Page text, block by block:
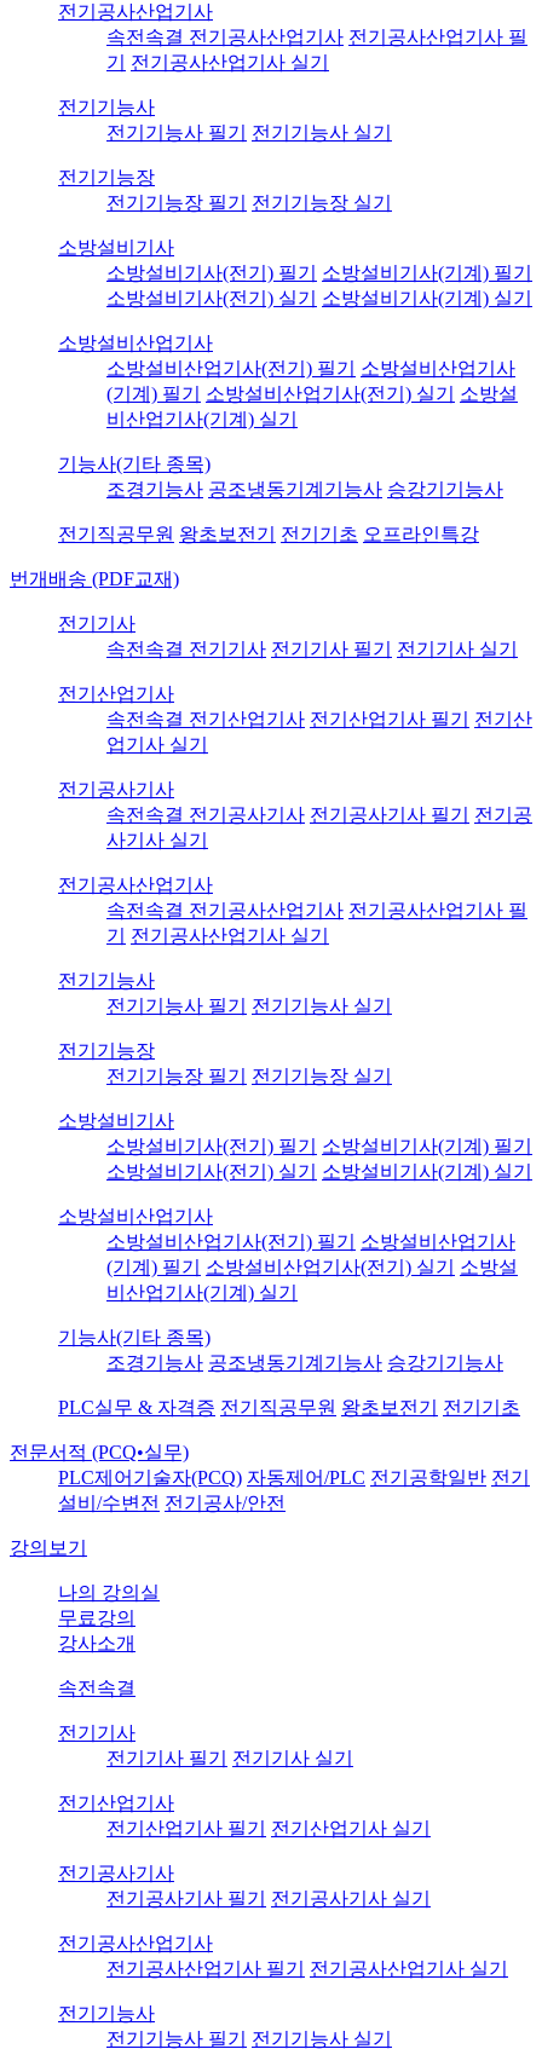
전기공사산업기사
속전속결 전기공사산업기사 전기공사산업기사 필
기
전기공사산업기사 실기
전기기능사
전기기능사 필기
전기기능사 실기
전기기능장
전기기능장 필기
전기기능장 실기
소방설비기사
소방설비기사(전기) 필기
소방설비기사(기계) 필기
소방설비기사(전기) 실기
소방설비기사(기계) 실기
소방설비산업기사
소방설비산업기사(전기) 필기
소방설비산업기사
(기계) 필기
소방설비산업기사(전기) 실기
소방설
비산업기사(기계) 실기
기능사(기타 종목)
조경기능사 공조냉동기계기능사 승강기기능사
전기직공무원 왕초보전기 전기기초 오프라인특강
번개배송 (PDF교재)
전기기사
속전속결 전기기사 전기기사 필기 전기기사 실기
전기산업기사
속전속결 전기산업기사 전기산업기사 필기
전기산
업기사 실기
전기공사기사
속전속결 전기공사기사 전기공사기사 필기
전기공
사기사 실기
전기공사산업기사
속전속결 전기공사산업기사 전기공사산업기사 필
기
전기공사산업기사 실기
전기기능사
전기기능사 필기
전기기능사 실기
전기기능장
전기기능장 필기
전기기능장 실기
소방설비기사
소방설비기사(전기) 필기
소방설비기사(기계) 필기
소방설비기사(전기) 실기
소방설비기사(기계) 실기
소방설비산업기사
소방설비산업기사(전기) 필기
소방설비산업기사
(기계) 필기
소방설비산업기사(전기) 실기
소방설
비산업기사(기계) 실기
기능사(기타 종목)
조경기능사 공조냉동기계기능사 승강기기능사
PLC실무 & 자격증 전기직공무원 왕초보전기 전기기초
전문서적 (PCQ•실무)
PLC제어기술자(PCQ) 자동제어/PLC 전기공학일반 전기
설비/수변전 전기공사/안전
강의보기
나의 강의실
무료강의
강사소개
속전속결
전기기사
전기기사 필기
전기기사 실기
전기산업기사
전기산업기사 필기
전기산업기사 실기
전기공사기사
전기공사기사 필기
전기공사기사 실기
전기공사산업기사
전기공사산업기사 필기
전기공사산업기사 실기
전기기능사
전기기능사 필기
전기기능사 실기